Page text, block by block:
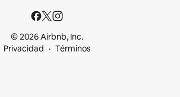
© 2026 Airbnb, Inc.
Privacidad
Términos